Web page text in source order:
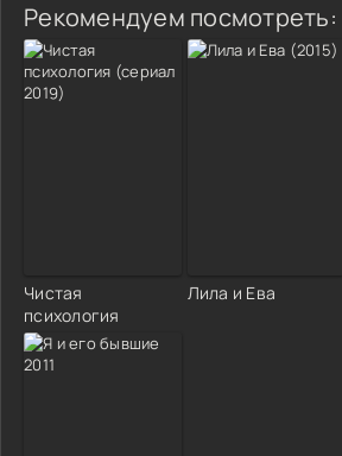
Рекомендуем посмотреть:
Чистая
психология
Лила и Ева